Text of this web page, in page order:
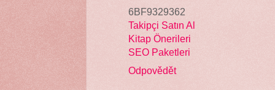
6BF9329362
Takipçi Satın Al
Kitap Önerileri
SEO Paketleri
Odpovědět